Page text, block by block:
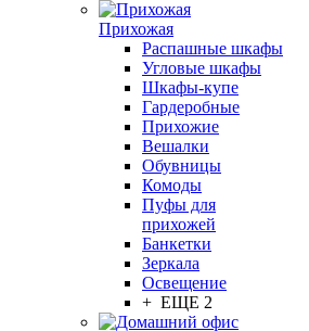
Прихожая
Распашные шкафы
Угловые шкафы
Шкафы-купе
Гардеробные
Прихожие
Вешалки
Обувницы
Комоды
Пуфы для
прихожей
Банкетки
Зеркала
Освещение
+ ЕЩЕ 2